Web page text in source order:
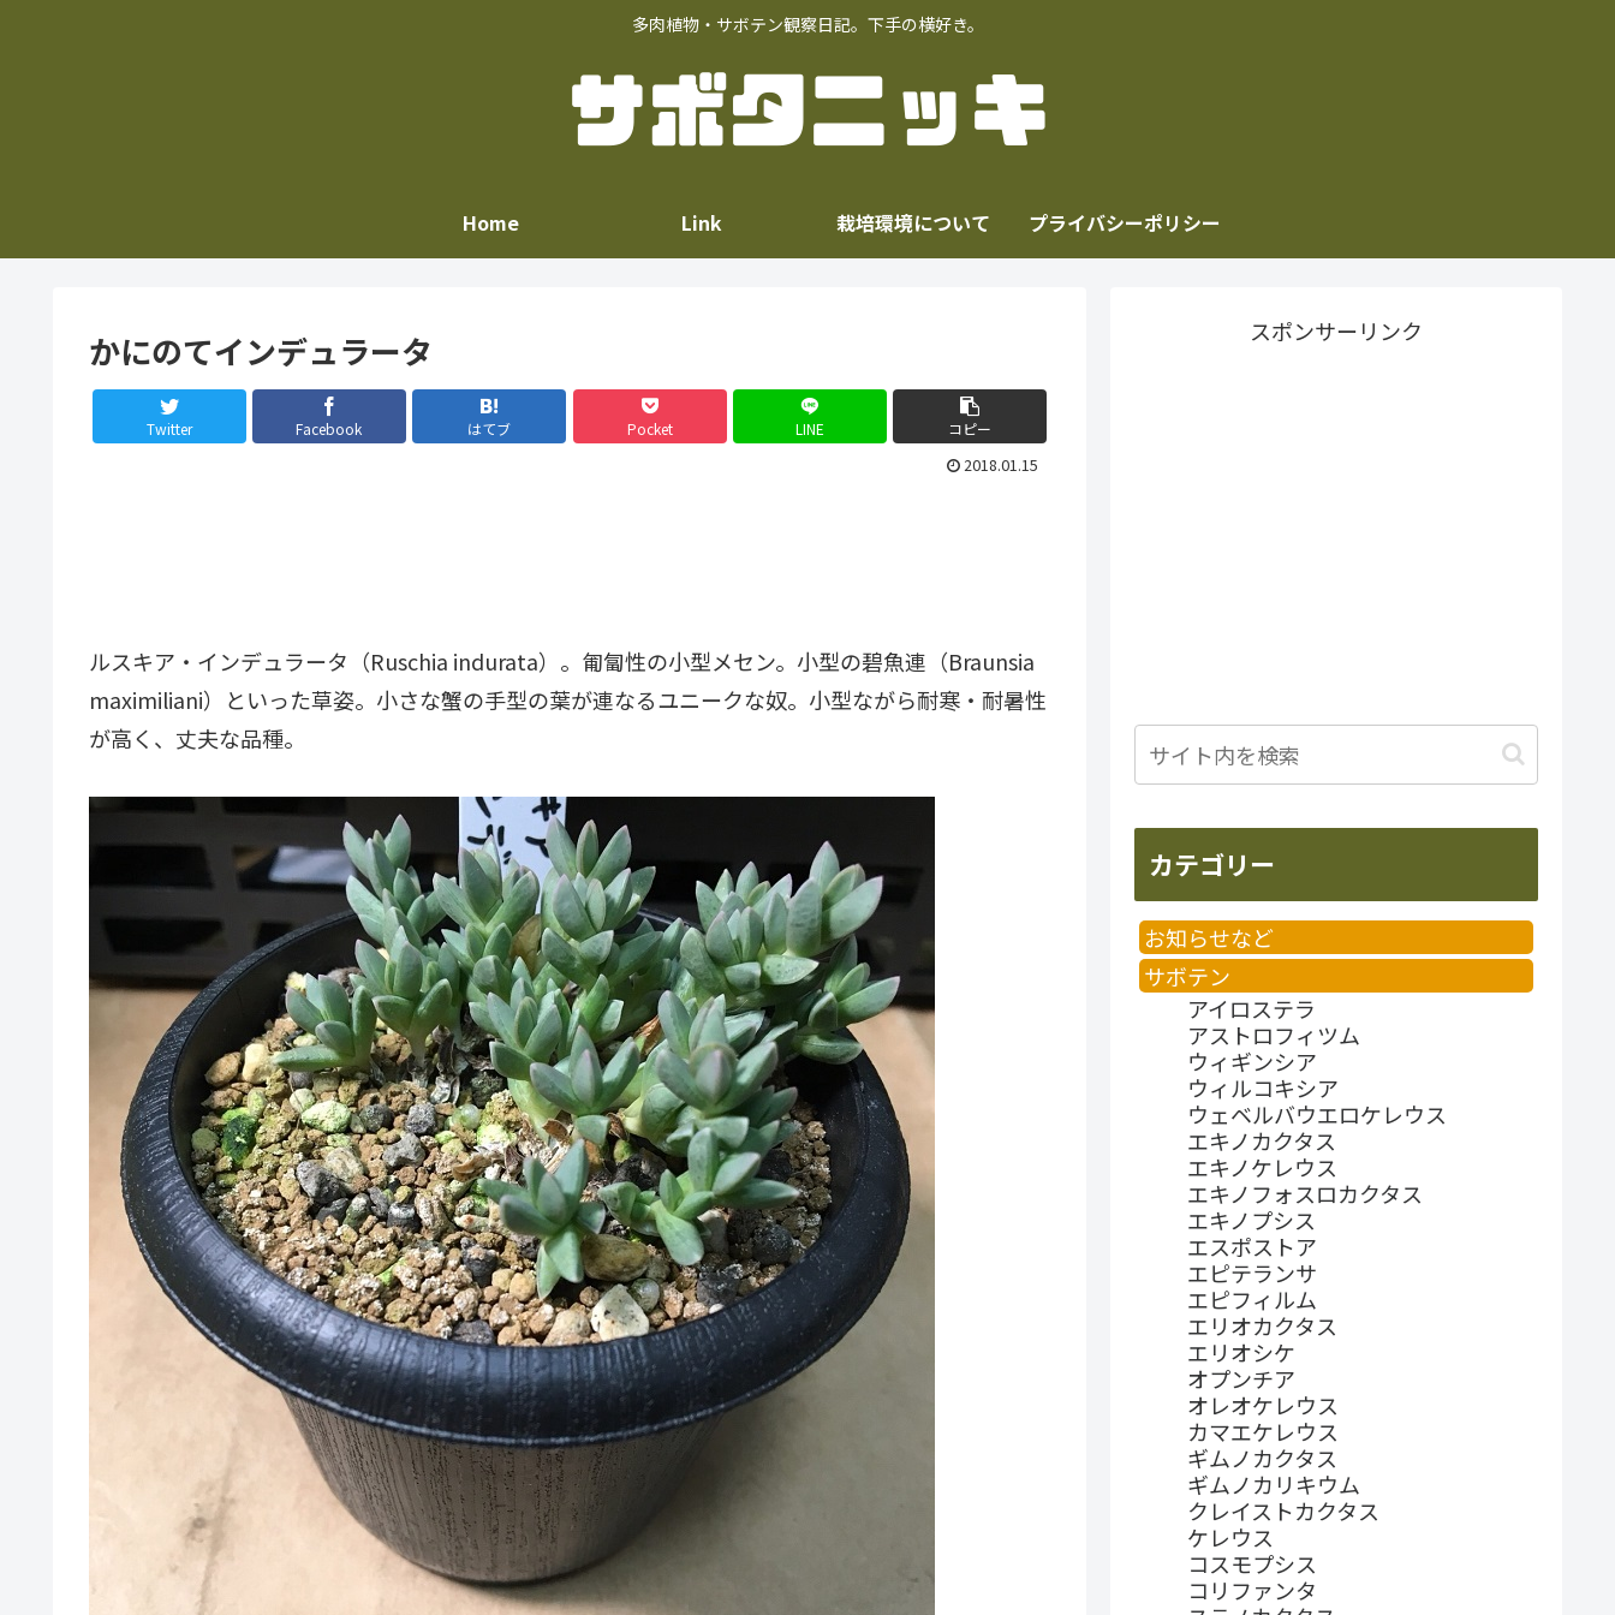
多肉植物・サボテン観察日記。下手の横好き。
Home Link 栽培環境について プライバシーポリシー
かにのてインデュラータ
Twitter Facebook はてブ Pocket LINE コピー
2018.01.15
ルスキア・インデュラータ（Ruschia indurata）。匍匐性の小型メセン。小型の碧魚連（Braunsia
maximiliani）といった草姿。小さな蟹の手型の葉が連なるユニークな奴。小型ながら耐寒・耐暑性
が高く、丈夫な品種。
スポンサーリンク
カテゴリー
お知らせなど
サボテン
アイロステラ
アストロフィツム
ウィギンシア
ウィルコキシア
ウェベルバウエロケレウス
エキノカクタス
エキノケレウス
エキノフォスロカクタス
エキノプシス
エスポストア
エピテランサ
エピフィルム
エリオカクタス
エリオシケ
オプンチア
オレオケレウス
カマエケレウス
ギムノカクタス
ギムノカリキウム
クレイストカクタス
ケレウス
コスモプシス
コリファンタ